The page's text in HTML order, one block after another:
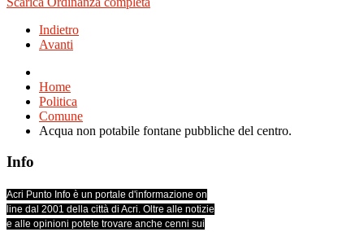
Indietro
Avanti
Home
Politica
Comune
Acqua non potabile fontane pubbliche del centro.
Info
Acri Punto Info è un portale d'informazione on
line dal 2001 della città di Acri. Oltre alle notizie
e alle opinioni potete trovare anche cenni sui